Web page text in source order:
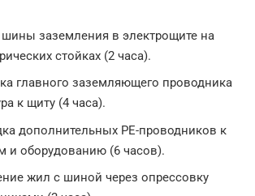
заземления в электрощите на
стойках (2 часа).
главного заземляющего проводника
к щиту (4 часа).
дополнительных PE-проводников к
и оборудованию (6 часов).
жил с шиной через опрессовку